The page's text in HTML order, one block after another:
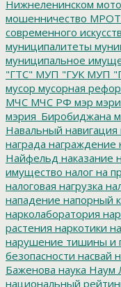
Нижнеленинском
мошенничество МРОТ
современного
муниципалитеты
муниципальное
"ГТС" МУП "ГУК МУП
мусор мусорная
МЧС МЧС РФ мэр
мэрия_Биробиджана
Навальный навигация
награда награждение
Найфельд наказание
имущество налог на
налоговая нагрузка
нападение напорный
нарколаборатория
растения наркотики
нарушение тишины и
безопасности насвай
Баженова наука Наум
национальный